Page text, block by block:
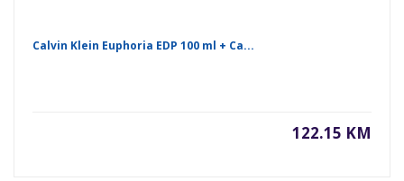
Calvin Klein Euphoria EDP 100 ml + Ca...
122.15 KM